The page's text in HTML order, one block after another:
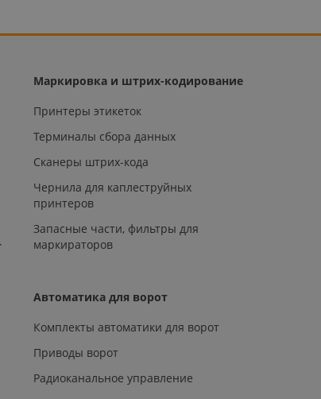
Маркировка и штрих-кодирование
Принтеры этикеток
Терминалы сбора данных
Сканеры штрих-кода
Чернила для каплеструйных
принтеров
Запасные части, фильтры для
маркираторов
Автоматика для ворот
Комплекты автоматики для ворот
Приводы ворот
Радиоканальное управление